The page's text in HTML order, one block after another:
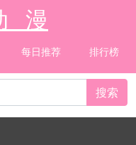
漫
每日推荐 排行榜
搜索